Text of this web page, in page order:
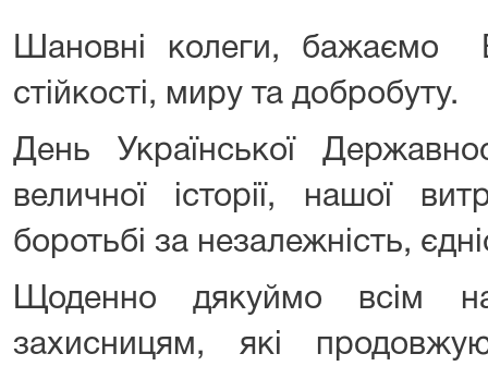
Шановні колеги, бажаємо
стійкості, миру та добробуту.
День Української
величної історії, нашої
боротьбі за незалежність,
Щоденно дякуймо всім
захисницям, які